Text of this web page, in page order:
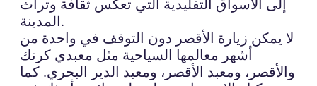
إلى الأسواق التقليدية التي تعكس ثقافة وتراث
المدينة.
لا يمكن زيارة الأقصر دون التوقف في واحدة من
أشهر معالمها السياحية مثل معبدي كرنك
والأقصر، ومعبد الأقصر، ومعبد الدير البحري. كما